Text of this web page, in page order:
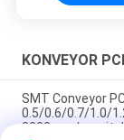
KONVEYOR
SMT Conveyor
0.5/0.6/0.7/1.0/
8000mm/menit